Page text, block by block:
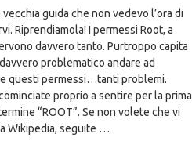
vecchia guida che non vedevo l’ora di
Riprendiamola! I permessi Root, a
davvero tanto. Purtroppo capita
problematico andare ad
questi permessi…tanti problemi.
proprio a sentire per la prima
“ROOT”. Se non volete che vi
Wikipedia, seguite …